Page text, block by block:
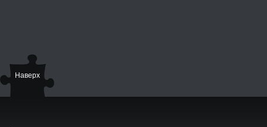
Наверх